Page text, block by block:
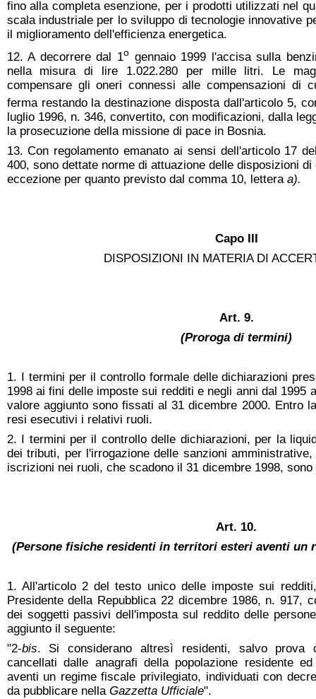
fino alla completa esenzione, per i prodotti utilizzati nel
scala industriale per lo sviluppo di tecnologie innovative
il miglioramento dell'efficienza energetica.
12. A decorrere dal 1o gennaio 1999 l'accisa sulla
nella misura di lire 1.022.280 per mille litri. Le
compensare gli oneri connessi alle compensazioni di
ferma restando la destinazione disposta dall'articolo 5,
luglio 1996, n. 346, convertito, con modificazioni, dalla
la prosecuzione della missione di pace in Bosnia.
13. Con regolamento emanato ai sensi dell'articolo 17
400, sono dettate norme di attuazione delle disposizioni
eccezione per quanto previsto dal comma 10, lettera a).
Capo III
DISPOSIZIONI IN MATERIA DI
Art. 9.
(Proroga di termini)
1. I termini per il controllo formale delle dichiarazioni
1998 ai fini delle imposte sui redditi e negli anni dal 1995
valore aggiunto sono fissati al 31 dicembre 2000. Entro
resi esecutivi i relativi ruoli.
2. I termini per il controllo delle dichiarazioni, per la
dei tributi, per l'irrogazione delle sanzioni
iscrizioni nei ruoli, che scadono il 31 dicembre 1998,
Art. 10.
(Persone fisiche residenti in territori esteri aventi un
1. All'articolo 2 del testo unico delle imposte sui
Presidente della Repubblica 22 dicembre 1986, n. 917,
dei soggetti passivi dell'imposta sul reddito delle
aggiunto il seguente:
"2-bis. Si considerano altresì residenti, salvo prova
cancellati dalle anagrafi della popolazione residente
aventi un regime fiscale privilegiato, individuati con
da pubblicare nella Gazzetta Ufficiale".